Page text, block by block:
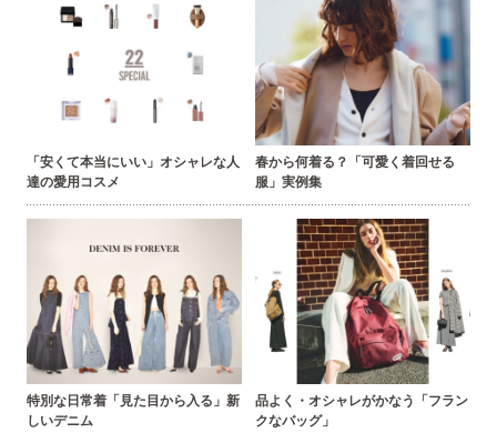
「安くて本当にいい」オシャレな人
達の愛用コスメ
春から何着る？「可愛く着回せる
服」実例集
特別な日常着「見た目から入る」新
しいデニム
品よく・オシャレがかなう「フラン
クなバッグ」